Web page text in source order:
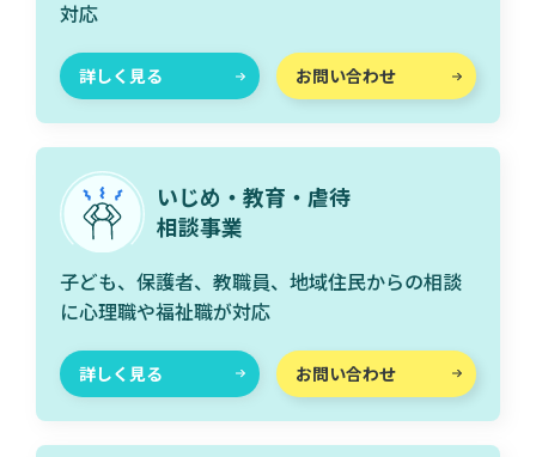
対応
詳しく見る お問い合わせ
いじめ・教育・虐待
相談事業
子ども、保護者、教職員、地域住民からの相談
に心理職や福祉職が対応
詳しく見る お問い合わせ